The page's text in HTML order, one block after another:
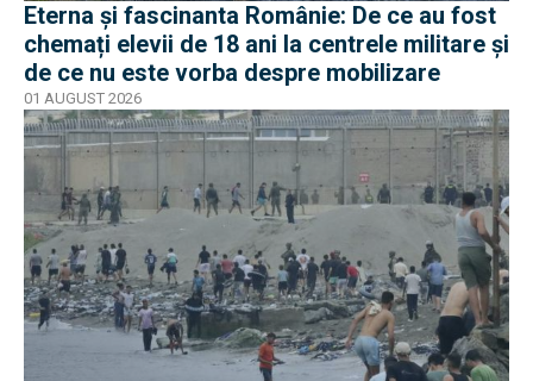
Eterna și fascinanta Românie: De ce au fost
chemați elevii de 18 ani la centrele militare și
de ce nu este vorba despre mobilizare
01 AUGUST 2026